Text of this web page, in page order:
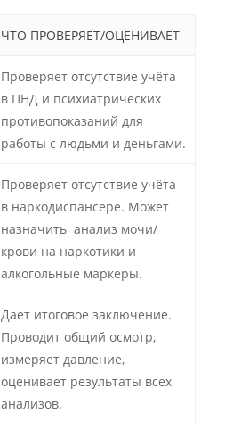
ЧТО ПРОВЕРЯЕТ/ОЦЕНИВАЕТ
Проверяет отсутствие учёта
в ПНД и психиатрических
противопоказаний для
работы с людьми и деньгами.
Проверяет отсутствие учёта
в наркодиспансере. Может
назначить анализ мочи/
крови на наркотики и
алкогольные маркеры.
Дает итоговое заключение.
Проводит общий осмотр,
измеряет давление,
оценивает результаты всех
анализов.